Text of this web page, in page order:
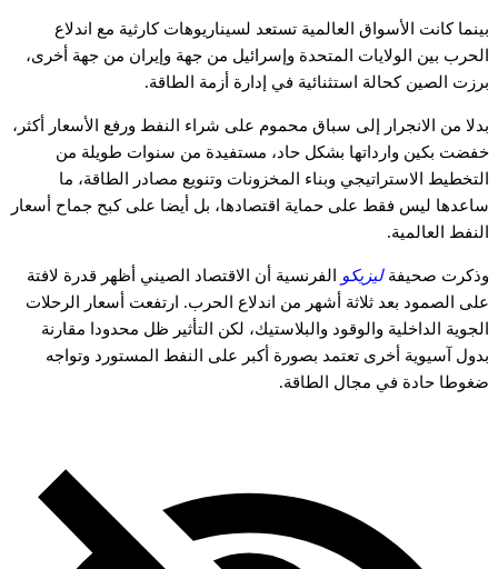
بينما كانت الأسواق العالمية تستعد لسيناريوهات كارثية مع اندلاع
الحرب بين الولايات المتحدة وإسرائيل من جهة وإيران من جهة أخرى،
برزت الصين كحالة استثنائية في إدارة أزمة الطاقة.
بدلا من الانجرار إلى سباق محموم على شراء النفط ورفع الأسعار أكثر،
خفضت بكين وارداتها بشكل حاد، مستفيدة من سنوات طويلة من
التخطيط الاستراتيجي وبناء المخزونات وتنويع مصادر الطاقة، ما
ساعدها ليس فقط على حماية اقتصادها، بل أيضا على كبح جماح أسعار
النفط العالمية.
وذكرت صحيفة ليزيكو الفرنسية أن الاقتصاد الصيني أظهر قدرة لافتة
على الصمود بعد ثلاثة أشهر من اندلاع الحرب. ارتفعت أسعار الرحلات
الجوية الداخلية والوقود والبلاستيك، لكن التأثير ظل محدودا
مقارنة
بدول آسيوية أخرى تعتمد بصورة أكبر على النفط المستورد وتواجه
ضغوطا حادة في مجال الطاقة.